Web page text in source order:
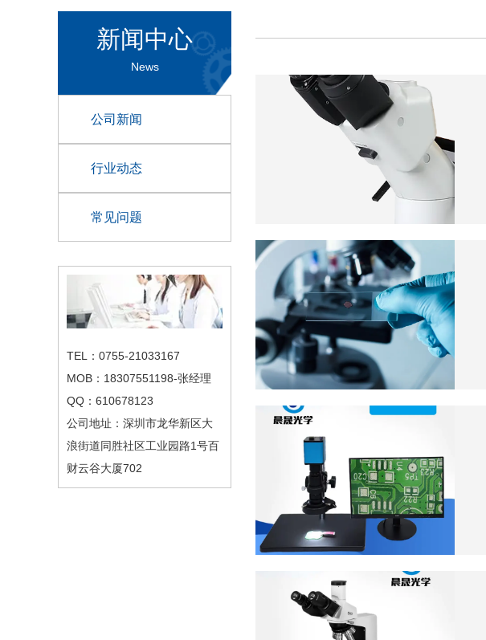
新闻中心
News
公司新闻
行业动态
常见问题
TEL：0755-21033167
MOB：18307551198-张经理
QQ：610678123
公司地址：深圳市龙华新区大
浪街道同胜社区工业园路1号百
财云谷大厦702